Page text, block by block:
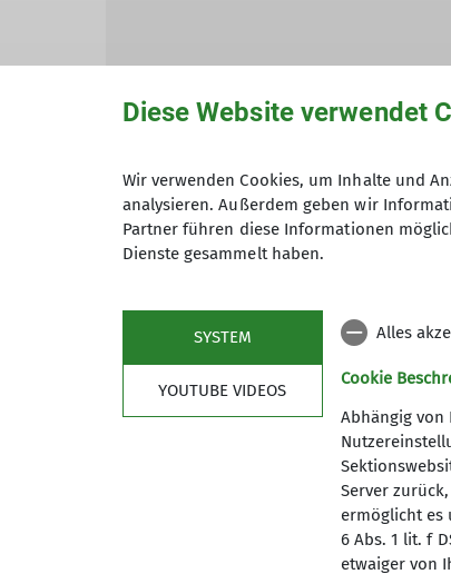
Hiermit bestätige ich die
Zweck der Kontaktaufnahme
Mit (*) markierte Felder sind
Diese Website verwendet
Wir verwenden Cookies, um Inhalte und
analysieren. Außerdem geben wir
Partner führen diese Informationen
Dienste gesammelt haben.
SYSTEM
YOUTUBE VIDEOS
Alles
Cookie
Abhängig
Server
ermöglicht es
6 Abs. 1 lit. f
etwaiger von